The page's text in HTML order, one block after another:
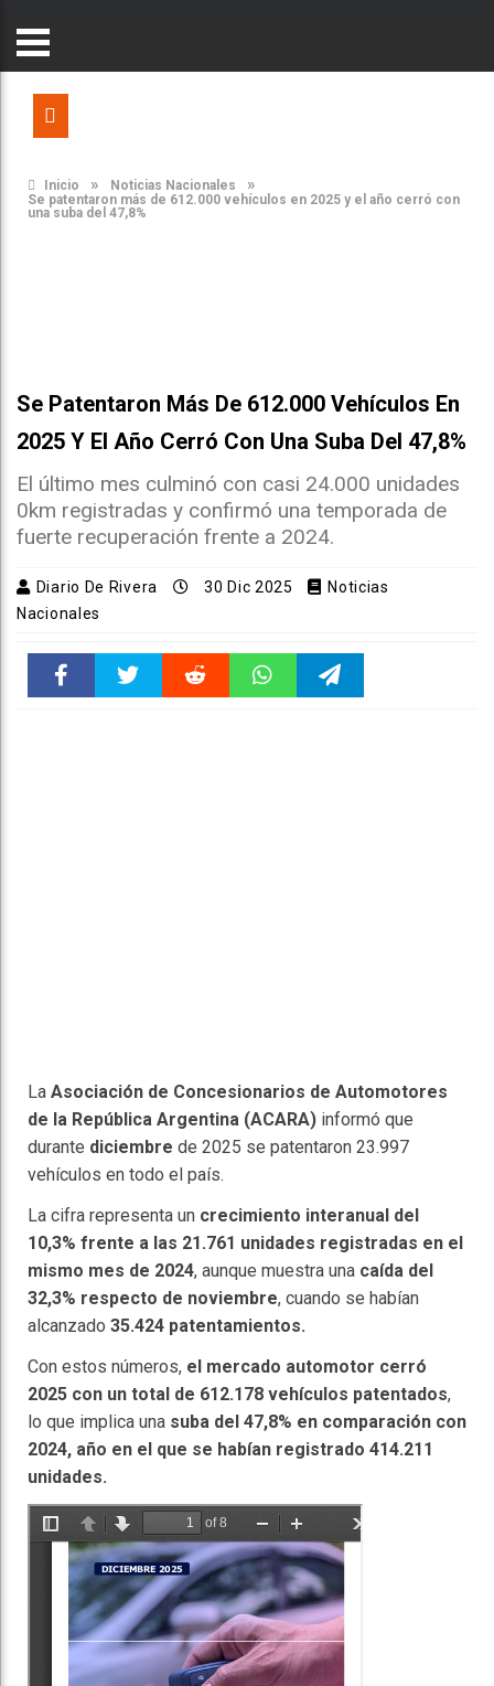
Inicio » Noticias Nacionales »
Se patentaron más de 612.000 vehículos en 2025 y el año cerró con
una suba del 47,8%
Se Patentaron Más De 612.000 Vehículos En
2025 Y El Año Cerró Con Una Suba Del 47,8%
El último mes culminó con casi 24.000 unidades
0km registradas y confirmó una temporada de
fuerte recuperación frente a 2024.
Diario De Rivera 30 Dic 2025
Noticias
Nacionales
La Asociación de Concesionarios de Automotores
de la República Argentina (ACARA) informó que
durante diciembre de 2025 se patentaron 23.997
vehículos en todo el país.
La cifra representa un crecimiento interanual del
10,3% frente a las 21.761 unidades registradas en el
mismo mes de 2024, aunque muestra una caída del
32,3% respecto de noviembre, cuando se habían
alcanzado 35.424 patentamientos.
Con estos números, el mercado automotor cerró
2025 con un total de 612.178 vehículos patentados,
lo que implica una suba del 47,8% en comparación con
2024, año en el que se habían registrado 414.211
unidades.